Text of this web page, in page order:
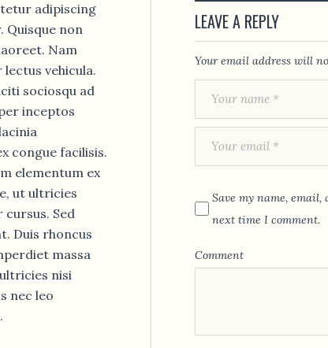
adipiscing
Quisque non
Nam
vehicula.
sociosqu ad
inceptos
congue facilisis.
elementum ex
ut ultricies
cursus. Sed
Duis rhoncus
massa
nisi
nec leo
LEAVE A REPLY
Your email address will
Save my name,
next time I comment.
Comment